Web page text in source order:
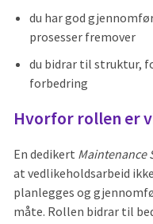
du har god
prosesser fremover
du bidrar til struktur,
forbedring
Hvorfor rollen er
En dedikert Maintenance
at vedlikeholdsarbeid
planlegges og
måte. Rollen bidrar til